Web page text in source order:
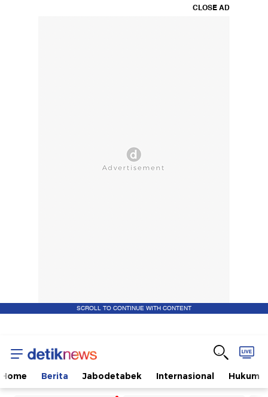
CLOSE AD
SCROLL TO CONTINUE WITH CONTENT
Home Berita Jabodetabek Internasional Hukum